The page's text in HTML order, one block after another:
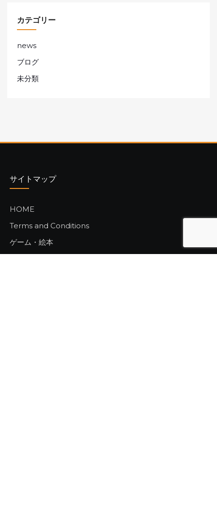
カテゴリー
news
ブログ
未分類
サイトマップ
HOME
Terms and Conditions
ゲーム・絵本